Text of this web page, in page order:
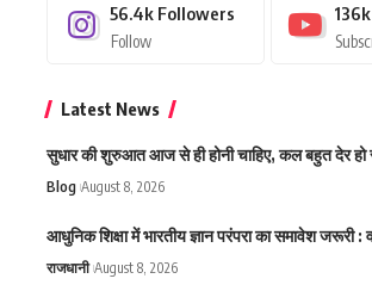
56.4k Followers
Follow
136k
Latest News
सुधार की शुरुआत आज से ही होनी चाहिए, कल बहुत देर हो
Blog August 8, 2026
आधुनिक शिक्षा में भारतीय ज्ञान परंपरा का समावेश जरूरी :
राजधानी August 8, 2026